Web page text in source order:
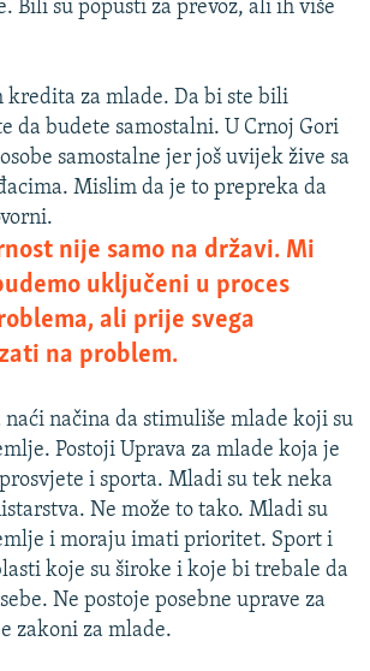
Bili su popusti za prevoz, ali ih više
kredita za mlade. Da bi ste bili
da budete samostalni. U Crnoj Gori
samostalne jer još uvijek žive sa
Mislim da je to prepreka da
nije samo na državi. Mi
uključeni u proces
ali prije svega
na problem.
naći načina da stimuliše mlade koji su
Postoji Uprava za mlade koja je
i sporta. Mladi su tek neka
Ne može to tako. Mladi su
i moraju imati prioritet. Sport i
koje su široke i koje bi trebale da
Ne postoje posebne uprave za
zakoni za mlade.